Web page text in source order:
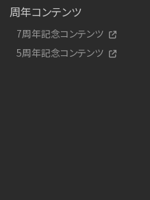
周年コンテンツ
7周年記念コンテンツ
5周年記念コンテンツ